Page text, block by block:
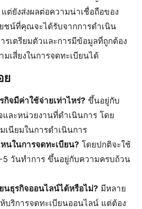
ต่ยังส่งผลต่อความน่าเชื่อถือของ
ชน์ที่คุณจะได้รับจากการดำเนิน
รเตรียมตัวและการมีข้อมูลที่ถูกต้อง
เสี่ยงในการจดทะเบียนได้
ย
กิจมีค่าใช้จ่ายเท่าไหร่? ขึ้นอยู่กับ
และหน่วยงานที่ดำเนินการ โดย
เนียมในการดำเนินการ
นในการจดทะเบียน? โดยปกติจะใช้
5 วันทำการ ขึ้นอยู่กับความครบถ้วน
นธุรกิจออนไลน์ได้หรือไม่? มีหลาย
บริการจดทะเบียนออนไลน์ แต่ต้อง